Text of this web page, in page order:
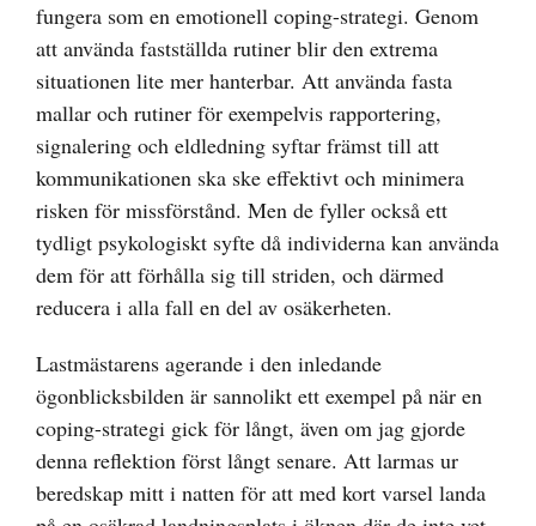
fungera som en emotionell coping-strategi. Genom
att använda fastställda rutiner blir den extrema
situationen lite mer hanterbar. Att använda fasta
mallar och rutiner för exempelvis rapportering,
signalering och eldledning syftar främst till att
kommunikationen ska ske effektivt och minimera
risken för missförstånd. Men de fyller också ett
tydligt psykologiskt syfte då individerna kan använda
dem för att förhålla sig till striden, och därmed
reducera i alla fall en del av osäkerheten.
Lastmästarens agerande i den inledande
ögonblicksbilden är sannolikt ett exempel på när en
coping-strategi gick för långt, även om jag gjorde
denna reflektion först långt senare. Att larmas ur
beredskap mitt i natten för att med kort varsel landa